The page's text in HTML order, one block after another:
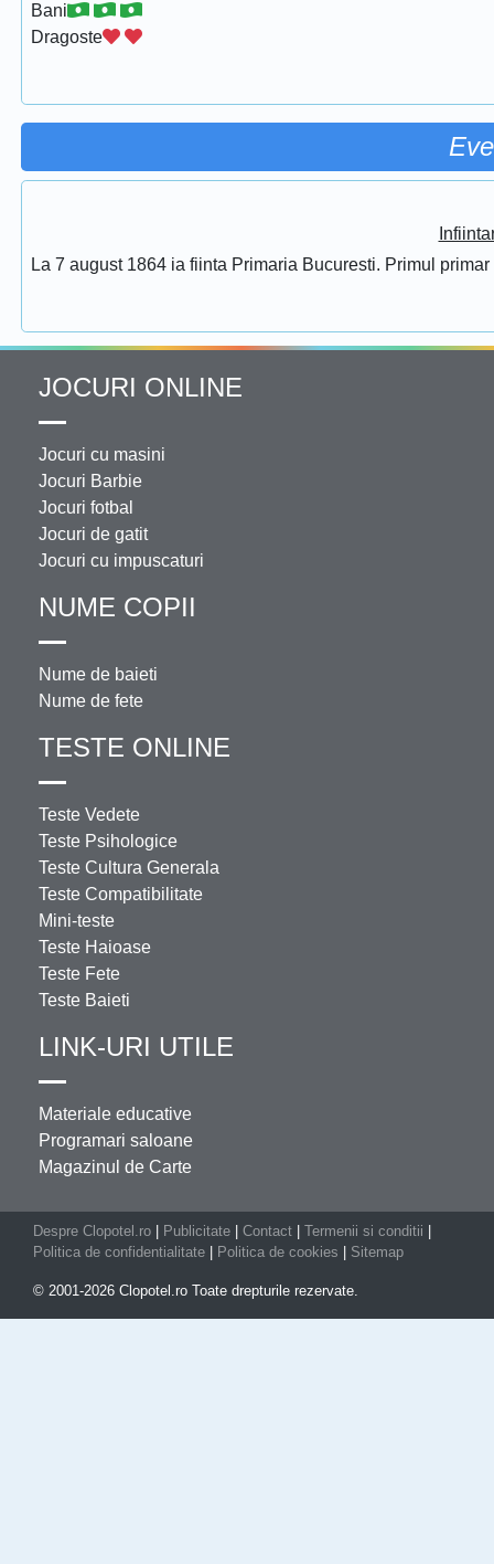
Bani
Dragoste
La 7 august 1864 ia fiinta Primaria Bucuresti. Primul
JOCURI ONLINE
Jocuri cu masini
Jocuri Barbie
Jocuri fotbal
Jocuri de gatit
Jocuri cu impuscaturi
NUME COPII
Nume de baieti
Nume de fete
TESTE ONLINE
Teste Vedete
Teste Psihologice
Teste Cultura Generala
Teste Compatibilitate
Mini-teste
Teste Haioase
Teste Fete
Teste Baieti
LINK-URI UTILE
Materiale educative
Programari saloane
Magazinul de Carte
Despre Clopotel.ro Publicitate Contact Termenii si conditii
Politica de confidentialitate
Politica de cookies Sitemap
© 2001-2026 Clopotel.ro Toate drepturile rezervate.